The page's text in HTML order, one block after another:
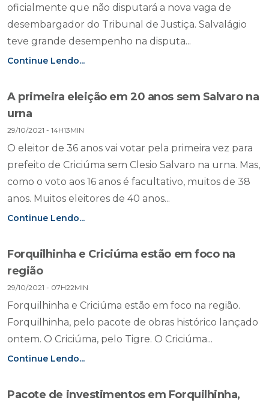
oficialmente que não disputará a nova vaga de
desembargador do Tribunal de Justiça. Salvalágio
teve grande desempenho na disputa...
Continue Lendo...
A primeira eleição em 20 anos sem Salvaro na
urna
29/10/2021 - 14H13MIN
O eleitor de 36 anos vai votar pela primeira vez para
prefeito de Criciúma sem Clesio Salvaro na urna. Mas,
como o voto aos 16 anos é facultativo, muitos de 38
anos. Muitos eleitores de 40 anos...
Continue Lendo...
Forquilhinha e Criciúma estão em foco na
região
29/10/2021 - 07H22MIN
Forquilhinha e Criciúma estão em foco na região.
Forquilhinha, pelo pacote de obras histórico lançado
ontem. O Criciúma, pelo Tigre. O Criciúma...
Continue Lendo...
Pacote de investimentos em Forquilhinha,